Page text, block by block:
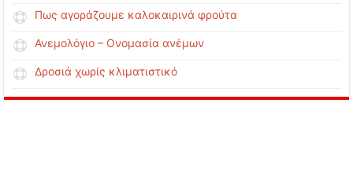
Πως αγοράζουμε καλοκαιρινά φρούτα
Ανεμολόγιο – Ονομασία ανέμων
Δροσιά χωρίς κλιματιστικό